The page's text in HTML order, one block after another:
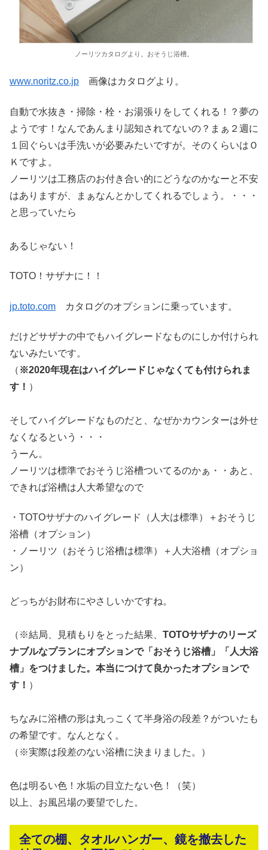
ノーリツカタログより。おそうじ浴槽。
www.noritz.co.jp 画像はカタログより。
自動で水抜き・掃除・栓・お湯張りをしてくれる！？夢の
ようです！なんであんまり認知されてないの？まぁ２週に
１回ぐらいは手洗いが必要みたいですが。そのくらいはＯ
Ｋですよ。
ノーリツは工務店のお付き合い的にどうなのかなーと不安
はありますが、まぁなんとかしてくれるでしょう。・・・
と思っていたら
あるじゃない！
TOTO！サザナに！！
jp.toto.com カタログのオプションに乗っています。
だけどサザナの中でもハイグレードなものにしか付けられ
ないみたいです。
（ ※2020年現在はハイグレードじゃなくても付けられま
す！ ）
そしてハイグレードなものだと、なぜかカウンターは外せ
なくなるという・・・
うーん。
ノーリツは標準でおそうじ浴槽ついてるのかぁ・・あと、
できれば浴槽は人大希望なので
・TOTOサザナのハイグレード（人大は標準）＋おそうじ
浴槽（オプション）
・ノーリツ（おそうじ浴槽は標準）＋人大浴槽（オプショ
ン）
どっちがお財布にやさしいかですね。
（※結局、見積もりをとった結果、 TOTOサザナのリーズ
ナブルなプランにオプションで「おそうじ浴槽」「人大浴
槽」をつけました。本当につけて良かったオプションで
す！ ）
ちなみに浴槽の形は丸っこくて半身浴の段差？がついたも
の希望です。なんとなく。
（※実際は段差のない浴槽に決まりました。）
色は明るい色！水垢の目立たない色！（笑）
以上、お風呂場の要望でした。
全ての棚、タオルハンガー、鏡を撤去した